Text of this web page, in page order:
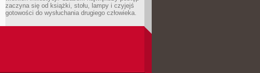
zaczyna się od książki, stołu, lampy i czyjejś
gotowości do wysłuchania drugiego człowieka.